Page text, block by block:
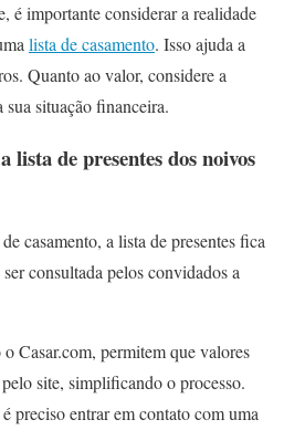
é importante considerar a realidade
lista de casamento. Isso ajuda a
Quanto ao valor, considere a
situação financeira.
lista de presentes dos noivos
casamento, a lista de presentes fica
consultada pelos convidados a
Casar.com, permitem que valores
site, simplificando o processo.
preciso entrar em contato com uma